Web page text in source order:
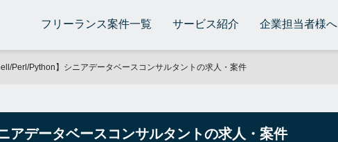
フリーランス案件一覧 サービス紹介 企業担当者様へ
Perl/Python】シニアデータベースコンサルタントの求人・案件
アデータベースコンサルタントの求人・案件